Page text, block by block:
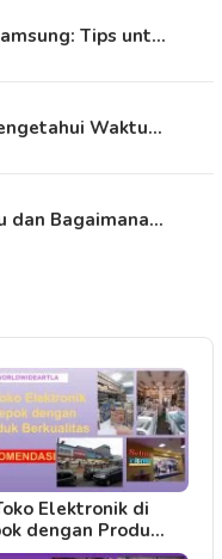
Tips unt…
Waktu…
dan Bagaimana…
Elektronik di
dengan Produ…